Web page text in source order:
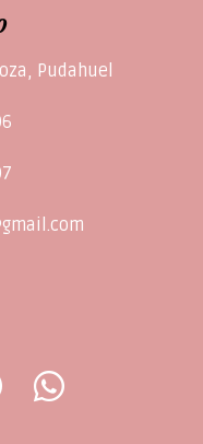
Pudahuel